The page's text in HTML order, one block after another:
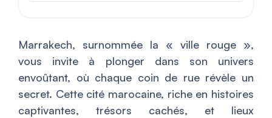
Marrakech, surnommée la « ville rouge »,
vous invite à plonger dans son univers
envoûtant, où chaque coin de rue révèle un
secret. Cette cité marocaine, riche en histoires
captivantes, trésors cachés, et lieux